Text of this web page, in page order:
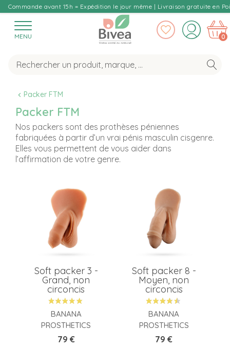
Commande avant 15h = Expédition le jour même | Livraison gratuite en
MENU 0
Packer FTM
Packer FTM
Nos packers sont des prothèses péniennes
fabriquées à partir d’un vrai pénis masculin cisgenre.
Elles vous permettent de vous aider dans
l’affirmation de votre genre.
Soft packer 3 -
Grand, non
circoncis
BANANA
PROSTHETICS
Prix
79 €
Soft packer 8 -
Moyen, non
circoncis
BANANA
PROSTHETICS
Prix
79 €